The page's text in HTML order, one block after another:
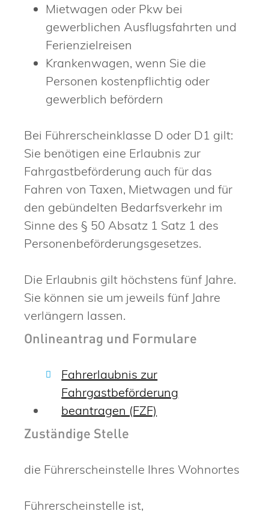
Mietwagen oder Pkw bei
gewerblichen Ausflugsfahrten und
Ferienzielreisen
Krankenwagen, wenn Sie die
Personen kostenpflichtig oder
gewerblich befördern
Bei Führerscheinklasse D oder D1 gilt:
Sie benötigen eine Erlaubnis zur
Fahrgastbeförderung auch für das
Fahren von Taxen, Mietwagen und für
den gebündelten Bedarfsverkehr im
Sinne des § 50 Absatz 1 Satz 1 des
Personenbeförderungsgesetzes.
Die Erlaubnis gilt höchstens fünf Jahre.
Sie können sie um jeweils fünf Jahre
verlängern lassen.
Onlineantrag und Formulare
Fahrerlaubnis zur
Fahrgastbeförderung
beantragen (FZF)
Zuständige Stelle
die Führerscheinstelle Ihres Wohnortes
Führerscheinstelle ist,